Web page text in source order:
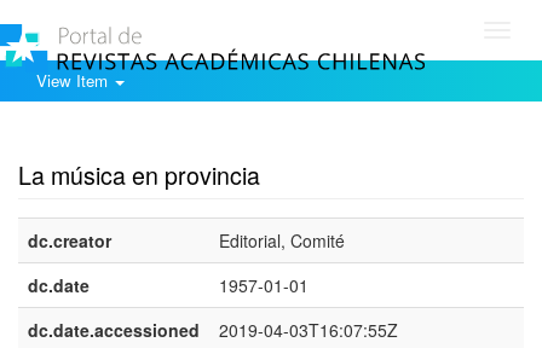
View Item
La música en provincia
dc.creator
Editorial, Comité
dc.date
1957-01-01
dc.date.accessioned
2019-04-03T16:07:55Z